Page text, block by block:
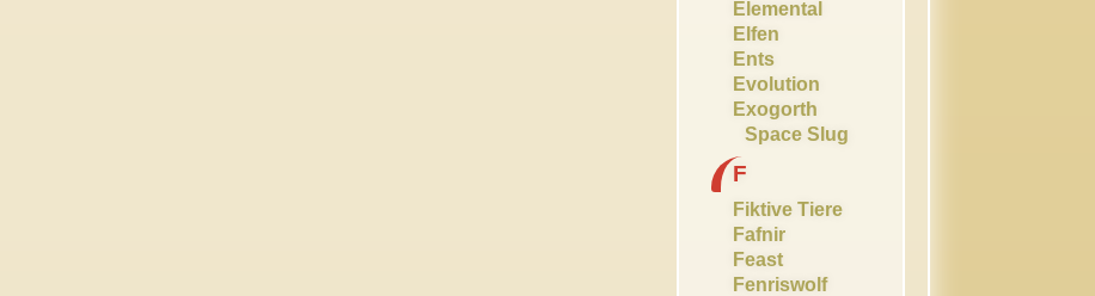
Elemental
Elfen
Ents
Evolution
Exogorth
Space Slug
F
Fiktive Tiere
Fafnir
Feast
Fenriswolf